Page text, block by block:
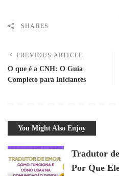
SHARES
PREVIOUS ARTICLE
O que é a CNH: O Guia
Completo para Iniciantes
You Might Also Enjoy
Tradutor
Por Que